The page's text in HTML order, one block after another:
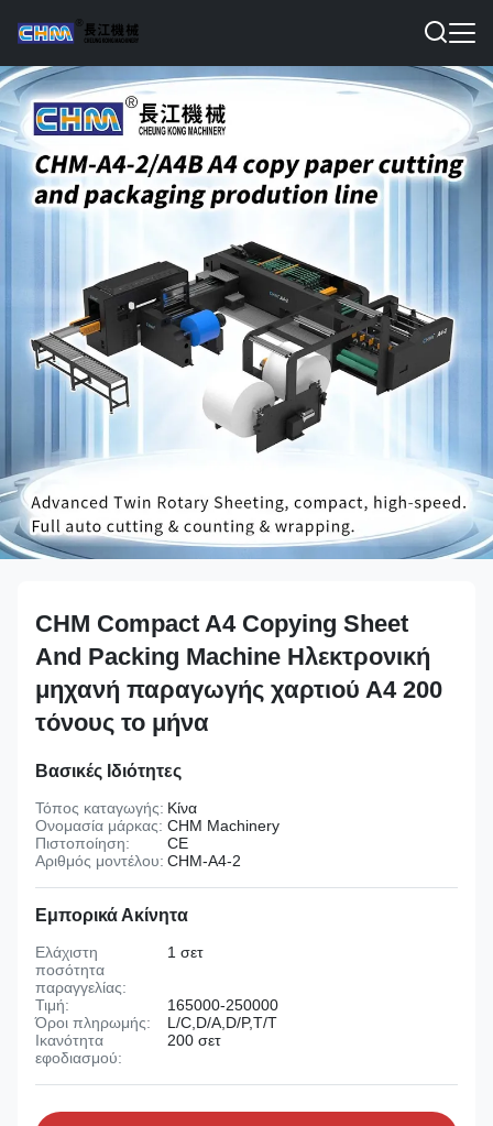
CHM Compact A4 Copying Sheet
And Packing Machine Ηλεκτρονική
μηχανή παραγωγής χαρτιού Α4 200
τόνους το μήνα
Βασικές Ιδιότητες
Τόπος καταγωγής: Κίνα
Ονομασία μάρκας: CHM Machinery
Πιστοποίηση:
CE
Αριθμός μοντέλου: CHM-A4-2
Εμπορικά Ακίνητα
Ελάχιστη
ποσότητα
παραγγελίας:
1 σετ
Τιμή:
165000-250000
Όροι πληρωμής:
L/C,D/A,D/P,T/T
Ικανότητα
εφοδιασμού:
200 σετ